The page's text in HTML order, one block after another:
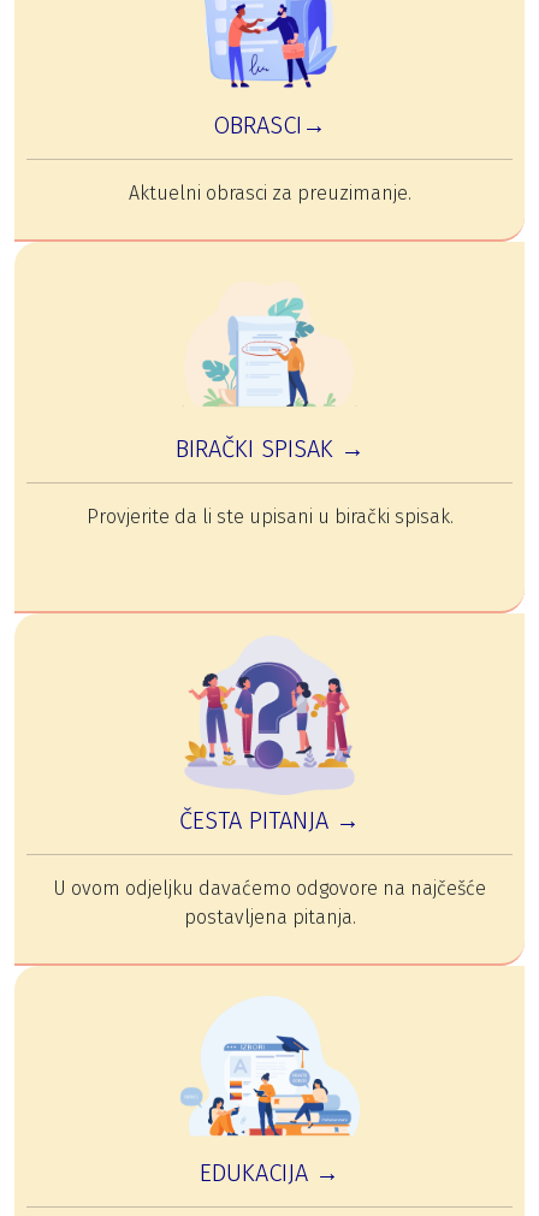
OBRASCI→
Aktuelni obrasci za preuzimanje.
BIRAČKI SPISAK →
Provjerite da li ste upisani u birački spisak.
ČESTA PITANJA →
U ovom odjeljku davaćemo odgovore na najčešće
postavljena pitanja.
EDUKACIJA →